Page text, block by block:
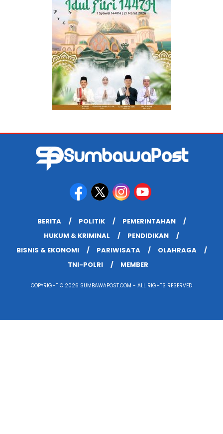
BERITA POLITIK
PEMERINTAHAN
HUKUM & KRIMINAL
PENDIDIKAN
BISNIS & EKONOMI
PARIWISATA
OLAHRAGA
TNI-POLRI
MEMBER
COPYRIGHT © 2026 SUMBAWAPOST.COM - ALL RIGHTS RESERVED